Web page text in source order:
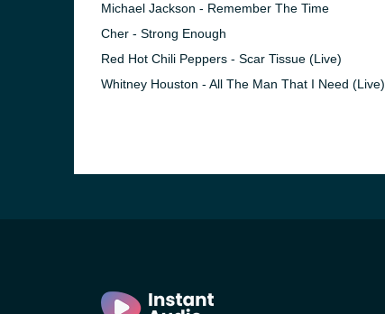
Michael Jackson - Remember The Time
Cher - Strong Enough
Red Hot Chili Peppers - Scar Tissue (Live)
Whitney Houston - All The Man That I Need (Live)